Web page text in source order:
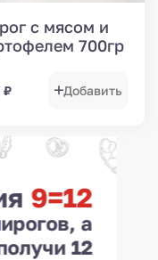
с мясом и
700гр
₽ Добавить
9=12
а
12